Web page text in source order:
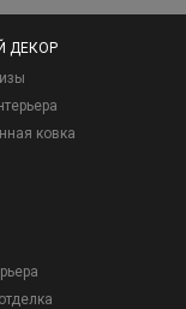
ДЕКОР
ковка